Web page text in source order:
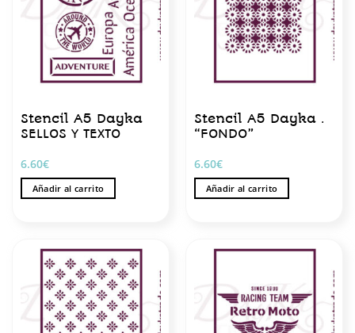
Stencil A5 Dayka
SELLOS Y TEXTO
6.60€
Añadir al carrito
Stencil A5 Dayka .
“FONDO”
6.60€
Añadir al carrito